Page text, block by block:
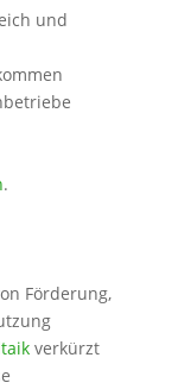
und
.
Förderung,
verkürzt